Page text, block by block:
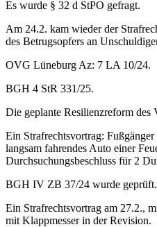
Es wurde § 32 d StPO gefragt.
Am 24.2. kam wieder der
des Betrugsopfers an
OVG Lüneburg Az: 7 LA 10/24.
BGH 4 StR 331/25.
Die geplante Resilienzreform
Ein Strafrechtsvortrag:
langsam fahrendes Auto einer
Durchsuchungsbeschluss für 2
BGH IV ZB 37/24 wurde geprüft.
Ein Strafrechtsvortrag am 27.2.,
mit Klappmesser in der Revision.